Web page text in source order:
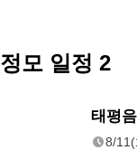
정모 일정 2
태평
8/